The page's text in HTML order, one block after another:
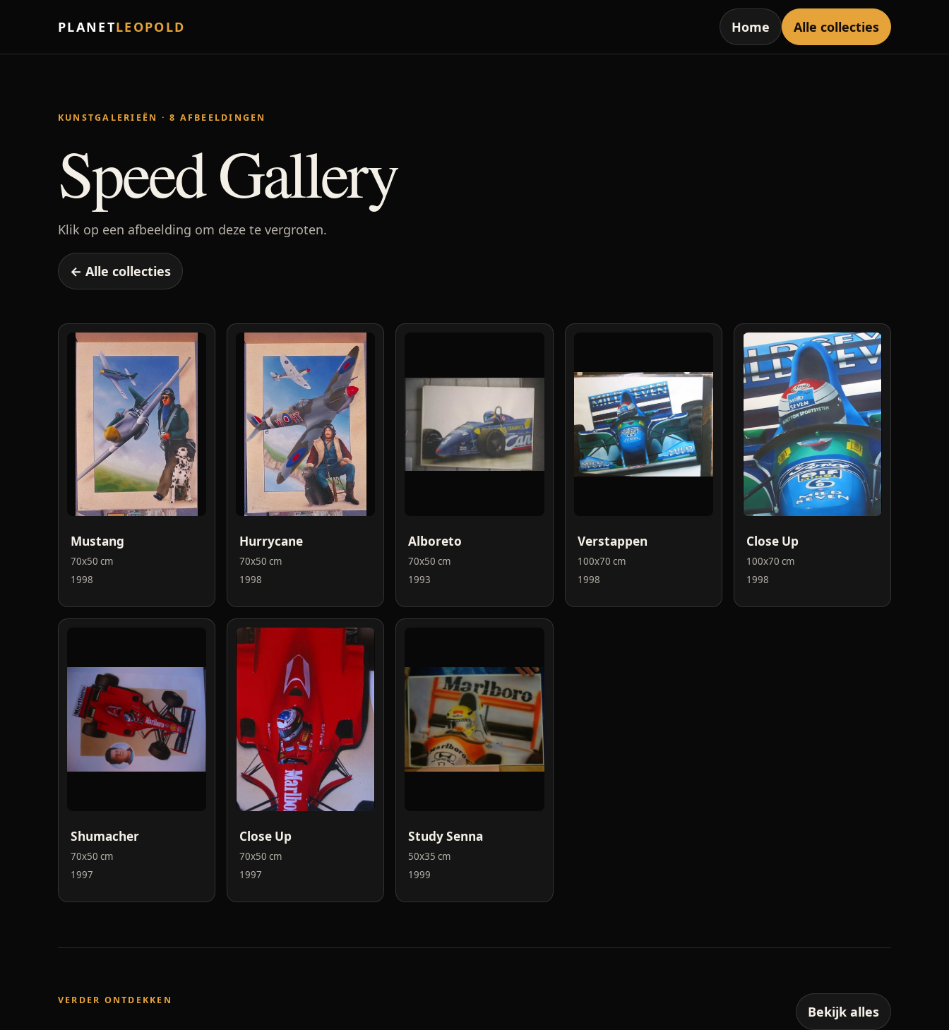
PLANETLEOPOLD Home Alle collecties
KUNSTGALERIEËN · 8 AFBEELDINGEN
Speed Gallery
Klik op een afbeelding om deze te vergroten.
← Alle collecties
Mustang
70x50 cm
1998
Hurrycane
70x50 cm
1998
Alboreto
70x50 cm
1993
Verstappen
100x70 cm
1998
Close Up
100x70 cm
1998
Shumacher
70x50 cm
1997
Close Up
70x50 cm
1997
Study Senna
50x35 cm
1999
VERDER ONTDEKKEN
Bekijk alles